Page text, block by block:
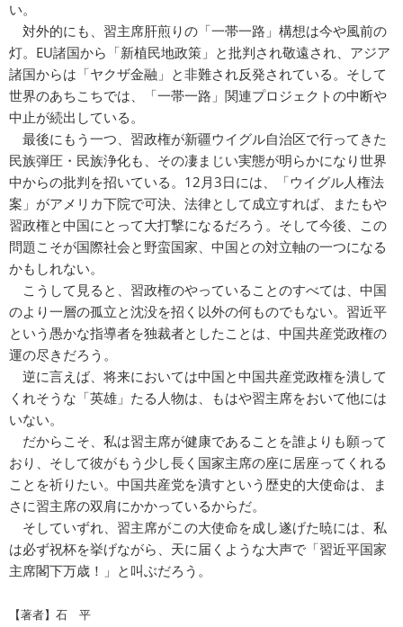
い。
対外的にも、習主席肝煎りの「一帯一路」構想は今や風前の
灯。EU諸国から「新植民地政策」と批判され敬遠され、アジア
諸国からは「ヤクザ金融」と非難され反発されている。そして
世界のあちこちでは、「一帯一路」関連プロジェクトの中断や
中止が続出している。
最後にもう一つ、習政権が新疆ウイグル自治区で行ってきた
民族弾圧・民族浄化も、その凄まじい実態が明らかになり世界
中からの批判を招いている。12月3日には、「ウイグル人権法
案」がアメリカ下院で可決、法律として成立すれば、またもや
習政権と中国にとって大打撃になるだろう。そして今後、この
問題こそが国際社会と野蛮国家、中国との対立軸の一つになる
かもしれない。
こうして見ると、習政権のやっていることのすべては、中国
のより一層の孤立と沈没を招く以外の何ものでもない。習近平
という愚かな指導者を独裁者としたことは、中国共産党政権の
運の尽きだろう。
逆に言えば、将来においては中国と中国共産党政権を潰して
くれそうな「英雄」たる人物は、もはや習主席をおいて他には
いない。
だからこそ、私は習主席が健康であることを誰よりも願って
おり、そして彼がもう少し長く国家主席の座に居座ってくれる
ことを祈りたい。中国共産党を潰すという歴史的大使命は、ま
さに習主席の双肩にかかっているからだ。
そしていずれ、習主席がこの大使命を成し遂げた暁には、私
は必ず祝杯を挙げながら、天に届くような大声で「習近平国家
主席閣下万歳！」と叫ぶだろう。
【著者】石 平